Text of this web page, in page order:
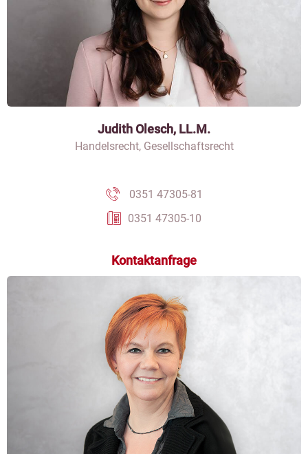
Judith Olesch, LL.M.
Handelsrecht, Gesellschaftsrecht
0351 47305-81
0351 47305-10
Kontaktanfrage